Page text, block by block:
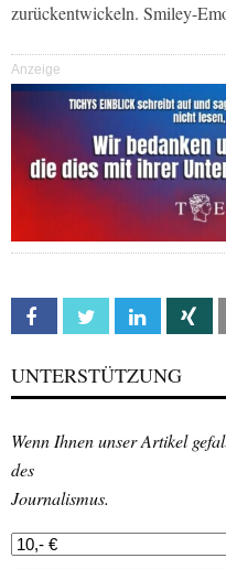
zurückentwickeln. Smiley-
Anzeige
Facebook Twitter Linkedin
UNTERSTÜTZUNG
Wenn Ihnen unser Artikel
des
Journalismus.